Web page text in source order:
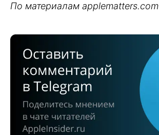
По материалам applematters.com